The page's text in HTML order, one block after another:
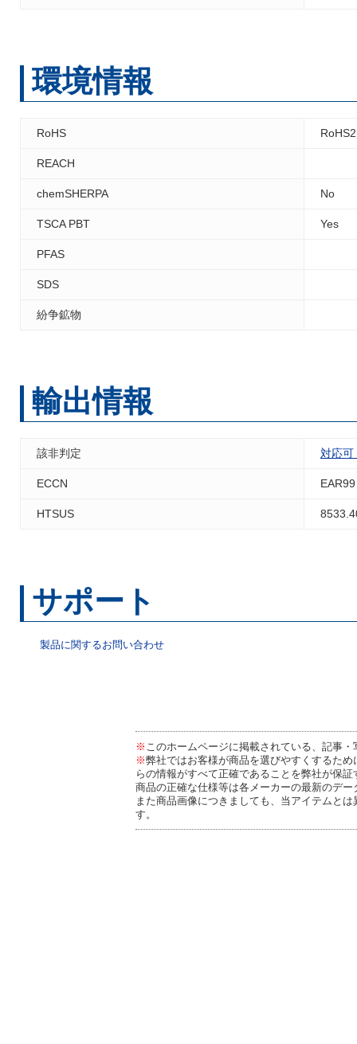
環境情報
RoHS
REACH
chemSHERPA No
TSCA PBT Yes
PFAS
SDS
紛争鉱物
輸出情報
該非判定 対応可
ECCN EAR99
HTSUS
サポート
製品に関するお問い合わせ
※ このホームページに掲載されている、記事
※弊社ではお客様が商品を選びやすくするた
らの情報がすべて正確であることを弊社が保
商品の正確な仕様等は各メーカーの最新のデ
また商品画像につきましても、当アイテムと
す。